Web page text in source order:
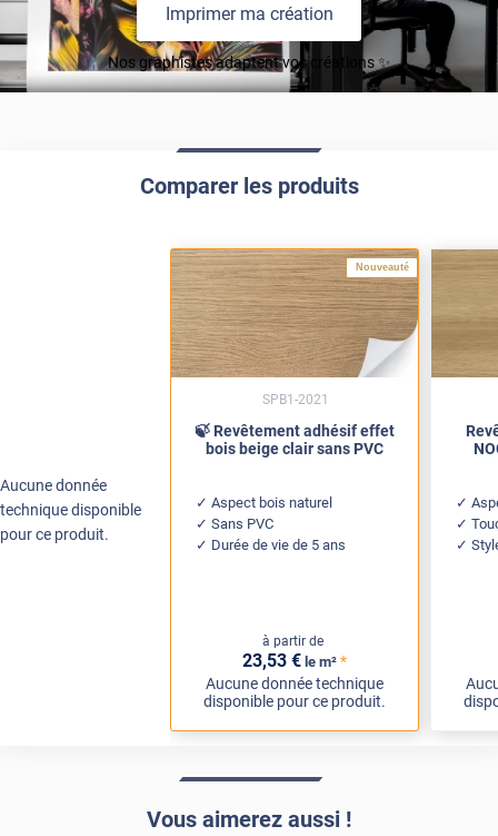
Imprimer ma création
Nos graphistes adaptent vos créations ✨
Comparer les produits
Aucune donnée
technique disponible
pour ce produit.
Nouveauté
🍃 Revêtement adhésif effet
bois beige clair sans PVC
Aspect bois naturel
Sans PVC
Durée de vie de 5 ans
à partir de
23,53 € le m² *
Aucune donnée technique
disponible pour ce produit.
SPB1-2021
Vous aimerez aussi !